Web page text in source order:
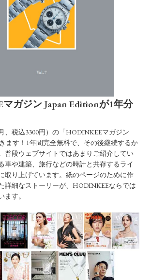
ガジン Japan Editionが1年分
、税込3300円）の「HODINKEEマガジン
きます！1年間完全無料で、その後継続するか
普段ウェブサイトではあまりご紹介してい
車や建築、旅行などの時計と共存するライ
取り上げています。紙のページのために作
詳細なストーリーが、HODINKEEならでは
ます。